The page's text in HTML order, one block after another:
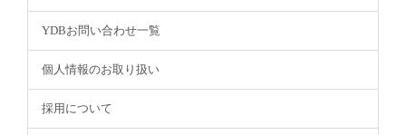
YDBお問い合わせ一覧
個人情報のお取り扱い
採用について